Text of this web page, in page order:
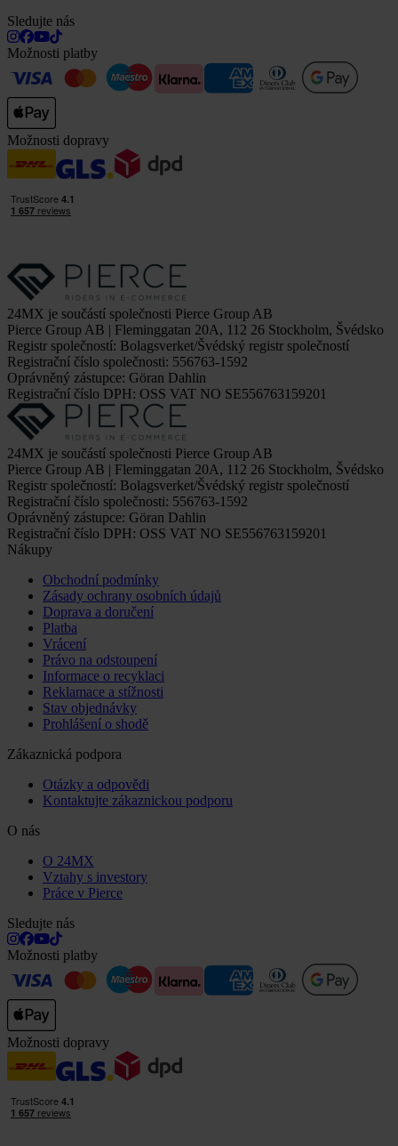
Sledujte nás
Možnosti platby
Možnosti dopravy
24MX je součástí společnosti Pierce Group AB
Pierce Group AB | Fleminggatan 20A, 112 26 Stockholm, Švédsko
Registr společností: Bolagsverket/Švédský registr společností
Registrační číslo společnosti: 556763-1592
Oprávněný zástupce: Göran Dahlin
Registrační číslo DPH: OSS VAT NO SE556763159201
24MX je součástí společnosti Pierce Group AB
Pierce Group AB | Fleminggatan 20A, 112 26 Stockholm, Švédsko
Registr společností: Bolagsverket/Švédský registr společností
Registrační číslo společnosti: 556763-1592
Oprávněný zástupce: Göran Dahlin
Registrační číslo DPH: OSS VAT NO SE556763159201
Nákupy
Obchodní podmínky
Zásady ochrany osobních údajů
Doprava a doručení
Platba
Vrácení
Právo na odstoupení
Informace o recyklaci
Reklamace a stížnosti
Stav objednávky
Prohlášení o shodě
Zákaznická podpora
Otázky a odpovědi
Kontaktujte zákaznickou podporu
O nás
O 24MX
Vztahy s investory
Práce v Pierce
Sledujte nás
Možnosti platby
Možnosti dopravy